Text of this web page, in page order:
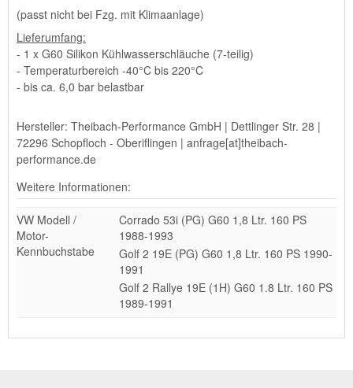
(passt nicht bei Fzg. mit Klimaanlage)
Lieferumfang:
- 1 x G60 Silikon Kühlwasserschläuche (7-teilig)
- Temperaturbereich -40°C bis 220°C
- bis ca. 6,0 bar belastbar
Hersteller: Theibach-Performance GmbH | Dettlinger Str. 28 |
72296 Schopfloch - Oberiflingen | anfrage[at]theibach-
performance.de
Weitere Informationen:
VW Modell /
Motor-
Kennbuchstabe
Corrado 53i (PG) G60 1,8 Ltr. 160 PS
1988-1993
Golf 2 19E (PG) G60 1,8 Ltr. 160 PS 1990-
1991
Golf 2 Rallye 19E (1H) G60 1.8 Ltr. 160 PS
1989-1991